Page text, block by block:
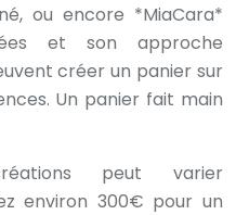
ou encore *MiaCara*
et son approche
créer un panier sur
Un panier fait main
peut varier
environ 300€ pour un